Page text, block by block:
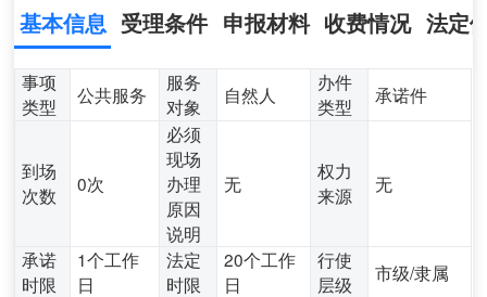
基本信息 受理条件 申报材料 收费情况 法定
事项
类型
公共服务
服务
对象
自然人
办件
类型
承诺件
到场
次数
0次
必须
现场
办理
原因
说明
无
权力
来源
无
承诺
时限
1个工作
日
法定
时限
20个工作
日
行使
层级
市级/隶属